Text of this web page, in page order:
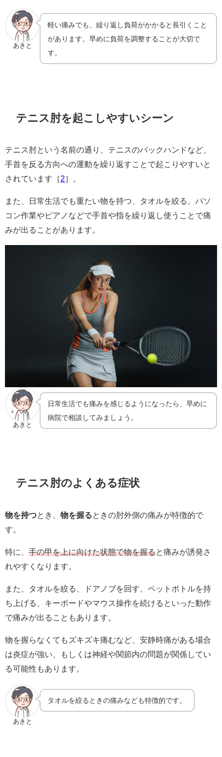
あきと
軽い痛みでも、繰り返し負荷がかかると長引くこと
があります。早めに負荷を調整することが大切で
す。
テニス肘を起こしやすいシーン
テニス肘という名前の通り、テニスのバックハンドなど、
手首を反る方向への運動を繰り返すことで起こりやすいと
されています［2］。
また、日常生活でも重たい物を持つ、タオルを絞る、パソ
コン作業やピアノなどで手首や指を繰り返し使うことで痛
みが出ることがあります。
あきと
日常生活でも痛みを感じるようになったら、早めに
病院で相談してみましょう。
テニス肘のよくある症状
物を持つとき、 物を握るときの肘外側の痛みが特徴的で
す。
特に、 手の甲を上に向けた状態で物を握ると痛みが誘発さ
れやすくなります。
また、タオルを絞る、ドアノブを回す、ペットボトルを持
ち上げる、キーボードやマウス操作を続けるといった動作
で痛みが出ることもあります。
物を握らなくてもズキズキ痛むなど、安静時痛がある場合
は炎症が強い、もしくは神経や関節内の問題が関係してい
る可能性もあります。
あきと
タオルを絞るときの痛みなども特徴的です。